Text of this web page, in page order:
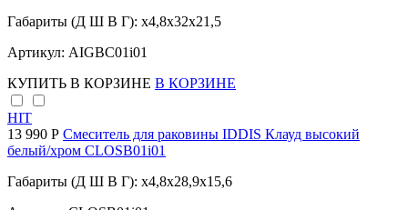
Габариты (Д Ш В Г): x4,8x32x21,5
Артикул: AIGBC01i01
КУПИТЬ В КОРЗИНЕ В КОРЗИНЕ
HIT
13 990 Р Смеситель для раковины IDDIS Клауд высокий
белый/хром CLOSB01i01
Габариты (Д Ш В Г): x4,8x28,9x15,6